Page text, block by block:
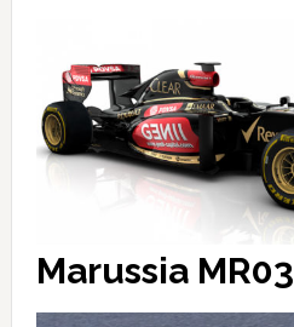
Marussia MR03